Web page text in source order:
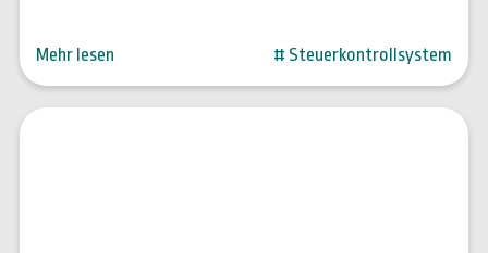
Mehr lesen # Steuerkontrollsystem